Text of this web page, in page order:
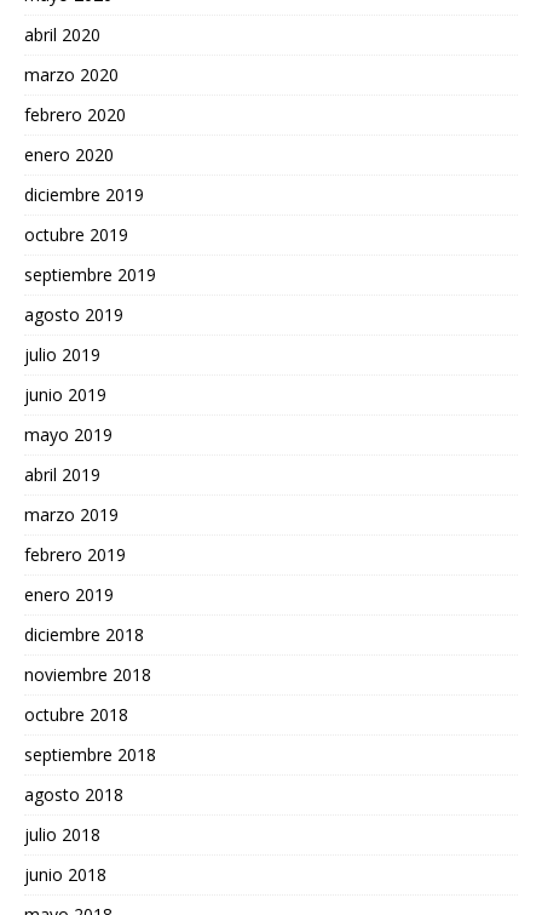
abril 2020
marzo 2020
febrero 2020
enero 2020
diciembre 2019
octubre 2019
septiembre 2019
agosto 2019
julio 2019
junio 2019
mayo 2019
abril 2019
marzo 2019
febrero 2019
enero 2019
diciembre 2018
noviembre 2018
octubre 2018
septiembre 2018
agosto 2018
julio 2018
junio 2018